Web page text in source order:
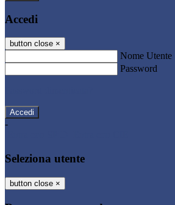
Accedi
button close ×
Nome Utente
Password
-
Seleziona utente
button close ×